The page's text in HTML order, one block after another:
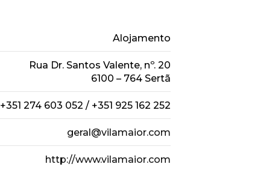
Alojamento
Rua Dr. Santos Valente, nº. 20
6100 – 764 Sertã
+351 274 603 052 / +351 925 162 252
geral@vilamaior.com
http://www.vilamaior.com